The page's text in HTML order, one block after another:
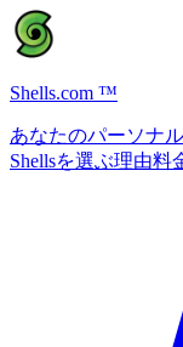
Shells.com ™
あなたのパーソナ
Shellsを選ぶ理由料